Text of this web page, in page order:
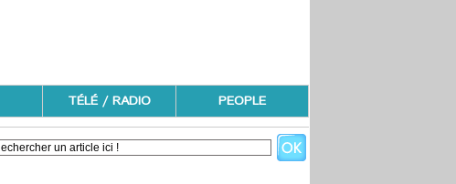
TÉLÉ / RADIO PEOPLE